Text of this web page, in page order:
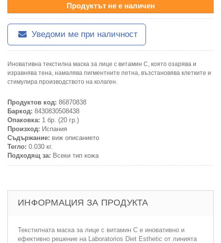
Продуктът не е наличен
Уведоми ме при наличност
Иновативна текстилна маска за лице с витамин С, която озарява и
изравнява тена, намалява пигментните петна, възстановява клетките и
стимулира производството на колаген.
Продуктов код: 86870838
Баркод: 8430830508438
Опаковка: 1 бр. (20 гр.)
Произход: Испания
Съдържание: виж описанието
Тегло: 0.030 кг.
Подходящ за: Всеки тип кожа
ИНФОРМАЦИЯ ЗА ПРОДУКТА
Текстилната маска за лице с витамин С е иновативно и
ефективно решение на Laboratorios Diet Esthetic от линията